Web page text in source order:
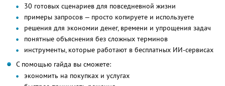
30 готовых сценариев для повседневной жизни
примеры запросов — просто копируете и используете
решения для экономии денег, времени и упрощения задач
понятные объяснения без сложных терминов
инструменты, которые работают в бесплатных ИИ-сервисах
С помощью гайда вы сможете:
экономить на покупках и услугах